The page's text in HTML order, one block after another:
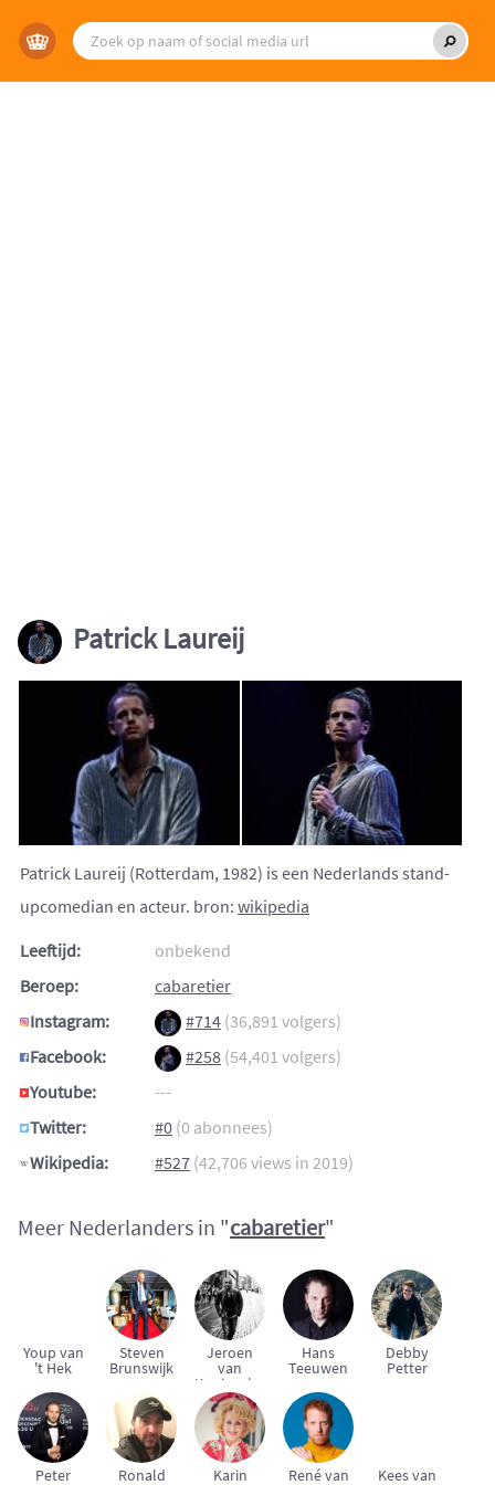
Patrick Laureij
Patrick Laureij (Rotterdam, 1982) is een Nederlands stand-
upcomedian en acteur. bron: wikipedia
Leeftijd:
onbekend
Beroep:
cabaretier
Instagram:
#714 (36,891 volgers)
Facebook:
#258 (54,401 volgers)
Youtube:
---
Twitter:
#0 (0 abonnees)
Wikipedia:
#527 (42,706 views in 2019)
Meer Nederlanders in "cabaretier"
Youp van
't Hek
Steven
Brunswijk
Jeroen
van
Koningsbrugge
Hans
Teeuwen
Debby
Petter
Peter Ronald Karin René van Kees van